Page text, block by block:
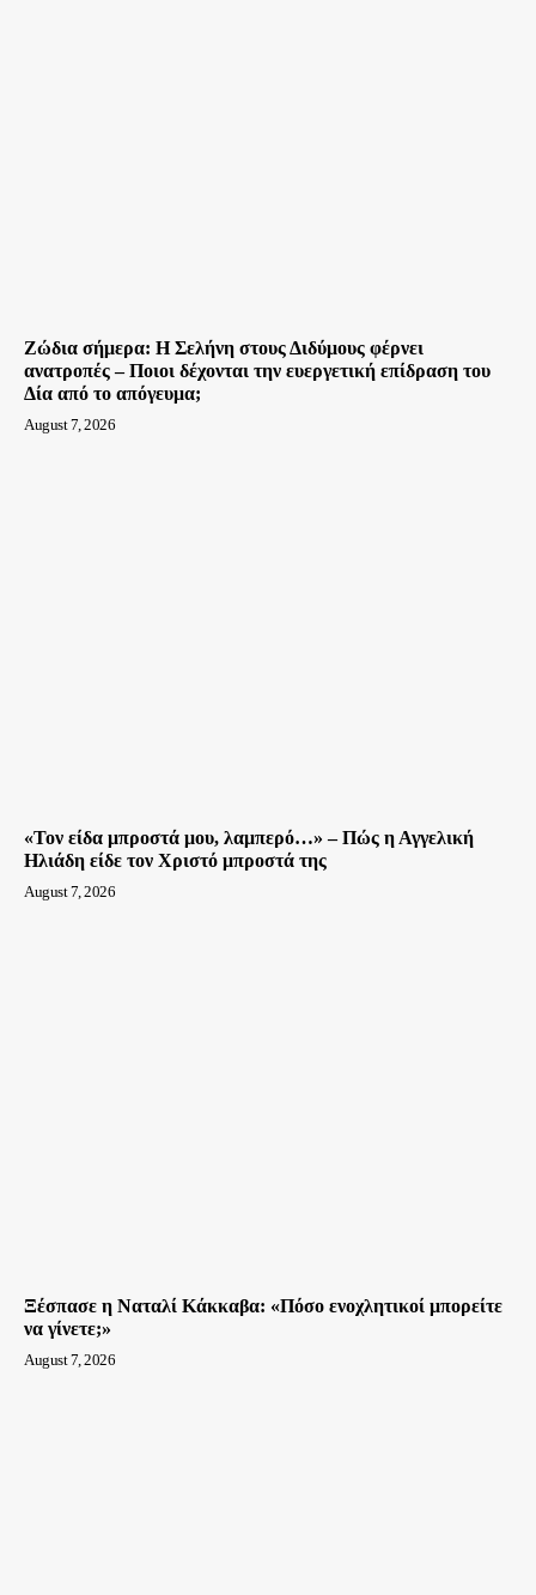
Ζώδια σήμερα: Η Σελήνη στους Διδύμους φέρνει
ανατροπές – Ποιοι δέχονται την ευεργετική επίδραση του
Δία από το απόγευμα;
August 7, 2026
«Τον είδα μπροστά μου, λαμπερό…» – Πώς η Αγγελική
Ηλιάδη είδε τον Χριστό μπροστά της
August 7, 2026
Ξέσπασε η Ναταλί Κάκκαβα: «Πόσο ενοχλητικοί μπορείτε
να γίνετε;»
August 7, 2026